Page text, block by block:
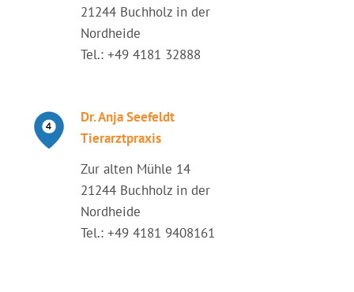
21244 Buchholz in der
Nordheide
Tel.: +49 4181 32888
Dr. Anja Seefeldt
Tierarztpraxis
Zur alten Mühle 14
21244 Buchholz in der
Nordheide
Tel.: +49 4181 9408161